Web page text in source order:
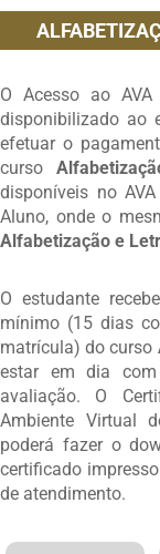
O Acesso ao
disponibilizado ao
efetuar o
curso
disponíveis no
Aluno, onde o
Alfabetização e
O estudante
mínimo (15 dias
matrícula) do curso
estar em dia
avaliação. O
Ambiente Virtual
poderá fazer o
certificado
de atendimento.